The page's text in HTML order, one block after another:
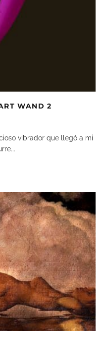
WAND 2
vibrador que llegó a mi
...